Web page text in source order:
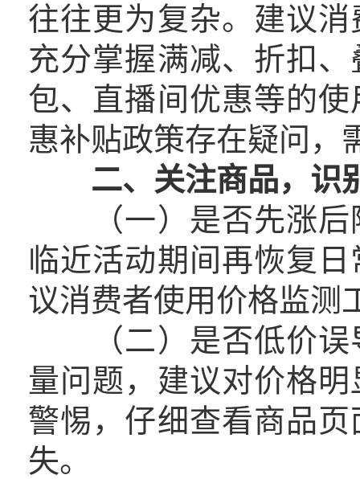
往往更为复杂。建议
充分掌握满减、折扣
包、直播间优惠等的
惠补贴政策存在疑问，
二、关注商品，识
（一）是否先涨后
临近活动期间再恢复
议消费者使用价格监测
（二）是否低价误
量问题，建议对价格
警惕，仔细查看商品
失。